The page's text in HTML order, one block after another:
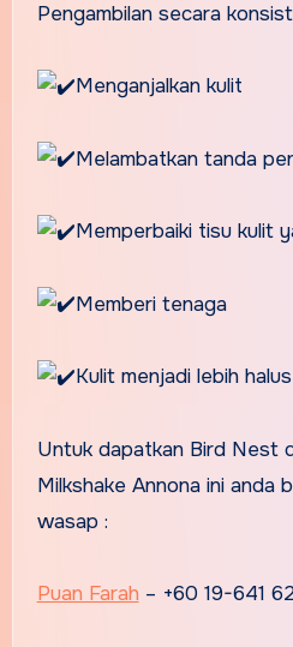
Pengambilan secara
Menganjalkan kulit
Melambatkan tanda
Memperbaiki tisu kulit
Memberi tenaga
Kulit menjadi lebih
Untuk dapatkan Bird Nest
Milkshake Annona ini anda
wasap :
Puan Farah – +60 19-641